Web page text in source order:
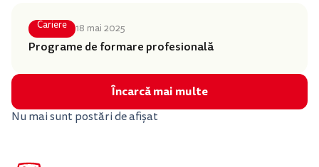
Cariere 18 mai 2025
Programe de formare profesională
Încarcă mai multe
Nu mai sunt postări de afișat